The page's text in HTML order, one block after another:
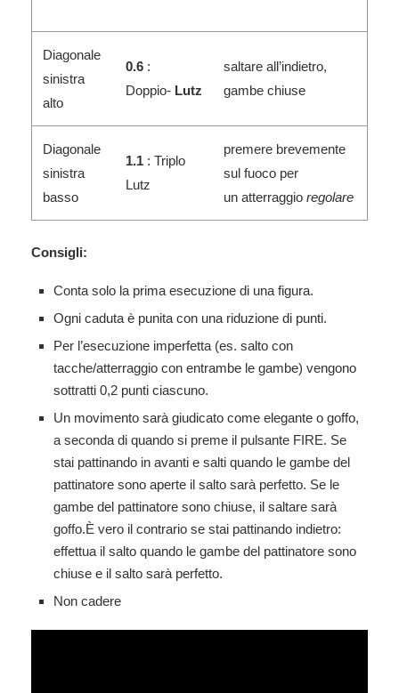
Diagonale
sinistra
alto
0.6 :
Doppio- Lutz
saltare all’indietro,
gambe chiuse
Diagonale
sinistra
basso
1.1 : Triplo
Lutz
premere brevemente
sul fuoco per
un atterraggio regolare
Consigli:
Conta solo la prima esecuzione di una figura.
Ogni caduta è punita con una riduzione di punti.
Per l’esecuzione imperfetta (es. salto con
tacche/atterraggio con entrambe le gambe) vengono
sottratti 0,2 punti ciascuno.
Un movimento sarà giudicato come elegante o goffo,
a seconda di quando si preme il pulsante FIRE. Se
stai pattinando in avanti e salti quando le gambe del
pattinatore sono aperte il salto sarà perfetto. Se le
gambe del pattinatore sono chiuse, il saltare sarà
goffo.È vero il contrario se stai pattinando indietro:
effettua il salto quando le gambe del pattinatore sono
chiuse e il salto sarà perfetto.
Non cadere